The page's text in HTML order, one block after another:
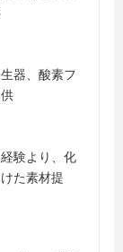
器、酸素フ
験より、化
た素材提